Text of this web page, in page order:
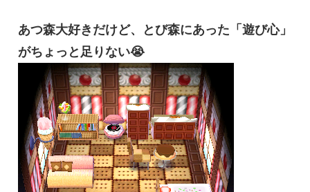
あつ森大好きだけど、とび森にあった「遊び心」
がちょっと足りない😭